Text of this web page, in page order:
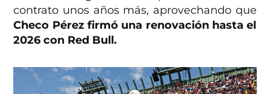
contrato unos años más, aprovechando que
Checo Pérez firmó una renovación hasta el
2026 con Red Bull.